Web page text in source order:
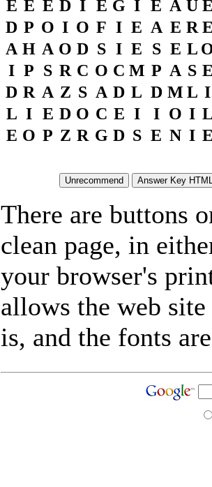
E E E D I E G I E A U
D P O I O F I E A E R
A H A O D S I E S E L
I P S R C O C M P A S
D R A Z S A D L D M L I
L I E D O C E I I O I
E O P Z R G D S E N I
There are buttons
clean page, in
your browser's
allows the web
is, and the fonts